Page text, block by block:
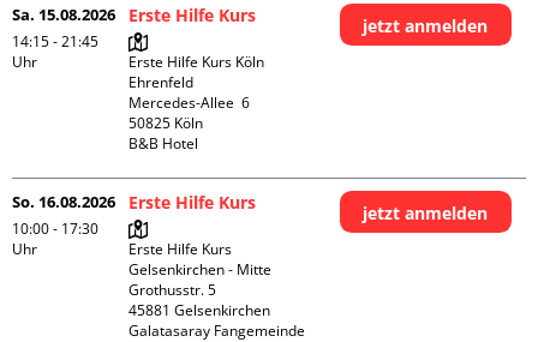
Sa. 15.08.2026
14:15 - 21:45
Uhr
Erste Hilfe Kurs
Erste Hilfe Kurs Köln
Ehrenfeld
Mercedes-Allee  6
50825 Köln
B&B Hotel
jetzt anmelden
So. 16.08.2026
10:00 - 17:30
Uhr
Erste Hilfe Kurs
Erste Hilfe Kurs
Gelsenkirchen - Mitte
Grothusstr. 5
45881 Gelsenkirchen
Galatasaray Fangemeinde
jetzt anmelden